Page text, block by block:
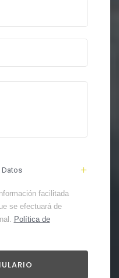
Datos
facilitada
se efectuará de
Política de